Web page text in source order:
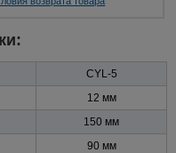
CYL-5
12 мм
150 мм
90 мм